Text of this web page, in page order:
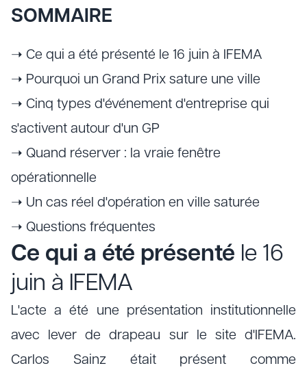
SOMMAIRE
➝ Ce qui a été présenté le 16 juin à IFEMA
➝ Pourquoi un Grand Prix sature une ville
➝ Cinq types d'événement d'entreprise qui
s'activent autour d'un GP
➝ Quand réserver : la vraie fenêtre
opérationnelle
➝ Un cas réel d'opération en ville saturée
➝ Questions fréquentes
Ce qui a été présenté le 16
juin à IFEMA
L'acte a été une présentation institutionnelle
avec lever de drapeau sur le site d'IFEMA.
Carlos Sainz était présent comme